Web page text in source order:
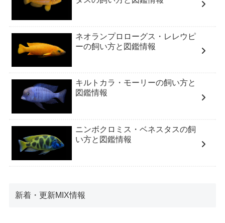
ネオランプロローグス・レレウピ
ーの飼い方と図鑑情報
キルトカラ・モーリーの飼い方と
図鑑情報
ニンボクロミス・ベネスタスの飼
い方と図鑑情報
新着・更新MIX情報